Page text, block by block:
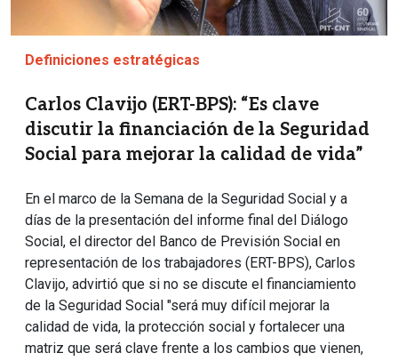
Definiciones estratégicas
Carlos Clavijo (ERT-BPS): “Es clave
discutir la financiación de la Seguridad
Social para mejorar la calidad de vida”
En el marco de la Semana de la Seguridad Social y a
días de la presentación del informe final del Diálogo
Social, el director del Banco de Previsión Social en
representación de los trabajadores (ERT-BPS), Carlos
Clavijo, advirtió que si no se discute el financiamiento
de la Seguridad Social "será muy difícil mejorar la
calidad de vida, la protección social y fortalecer una
matriz que será clave frente a los cambios que vienen,